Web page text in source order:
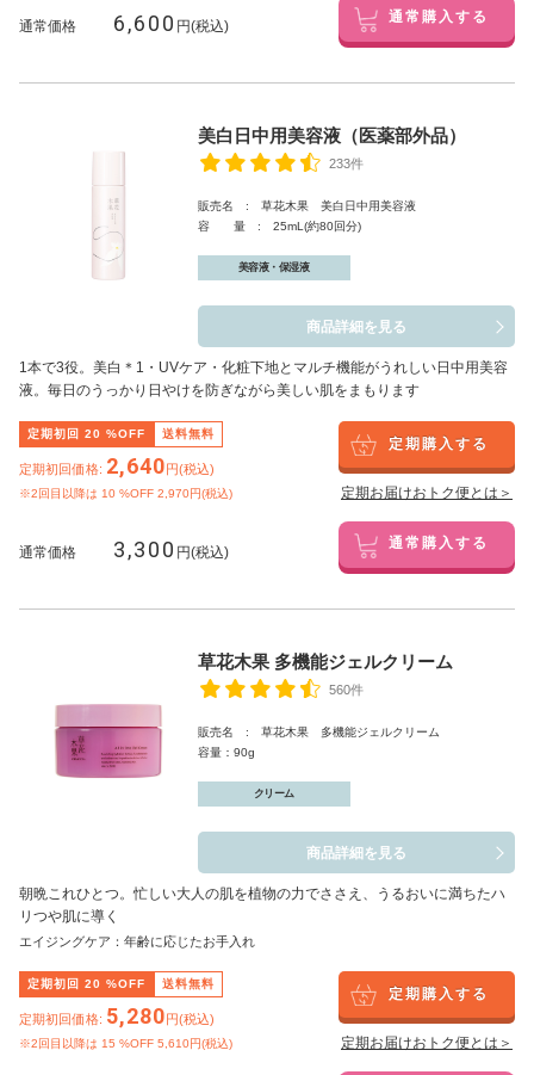
通常価格 6,600 円(税込) 通常購入する
美白日中用美容液（医薬部外品）
233件
販売名 : 草花木果 美白日中用美容液
容 量 : 25mL(約80回分)
美容液・保湿液
商品詳細を見る
1本で3役。美白 ＊1 ・UVケア・化粧下地とマルチ機能がうれしい日中用美容
液。毎日のうっかり日やけを防ぎながら美しい肌をまもります
定期初回 20 %OFF 送料無料
定期初回価格: 2,640円(税込)
※2回目以降は 10 %OFF 2,970円(税込)
定期購入する
定期お届けおトク便とは＞
通常価格 3,300 円(税込) 通常購入する
草花木果 多機能ジェルクリーム
560件
販売名 : 草花木果 多機能ジェルクリーム
容量：90g
クリーム
商品詳細を見る
朝晩これひとつ。忙しい大人の肌を植物の力でささえ、うるおいに満ちたハ
リつや肌に導く
エイジングケア：年齢に応じたお手入れ
定期初回 20 %OFF 送料無料
定期初回価格: 5,280円(税込)
※2回目以降は 15 %OFF 5,610円(税込)
定期購入する
定期お届けおトク便とは＞